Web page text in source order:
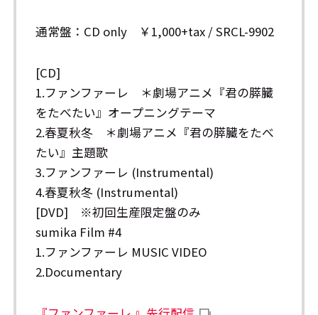
通常盤：CD only ￥1,000+tax / SRCL-9902
[CD]
1.ファンファーレ ＊劇場アニメ『君の膵臓
をたべたい』オープニングテーマ
2.春夏秋冬 ＊劇場アニメ『君の膵臓をたべ
たい』主題歌
3.ファンファーレ (Instrumental)
4.春夏秋冬 (Instrumental)
[DVD] ※初回生産限定盤のみ
sumika Film #4
1.ファンファーレ MUSIC VIDEO
2.Documentary